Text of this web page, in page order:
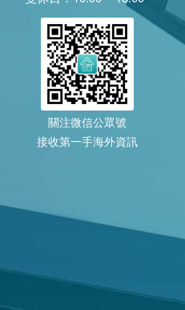
關注微信公眾號
接收第一手海外資訊